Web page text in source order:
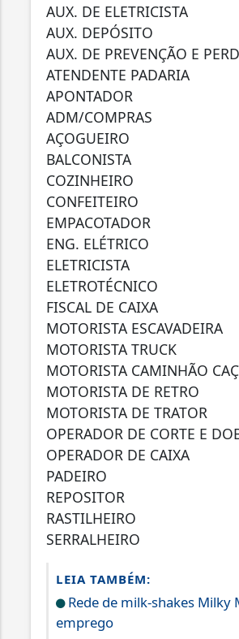
AUX. DE ELETRICISTA
AUX. DEPÓSITO
AUX. DE PREVENÇÃO E
ATENDENTE PADARIA
APONTADOR
ADM/COMPRAS
AÇOGUEIRO
BALCONISTA
COZINHEIRO
CONFEITEIRO
EMPACOTADOR
ENG. ELÉTRICO
ELETRICISTA
ELETROTÉCNICO
FISCAL DE CAIXA
MOTORISTA ESCAVADEIRA
MOTORISTA TRUCK
MOTORISTA CAMINHÃO
MOTORISTA DE RETRO
MOTORISTA DE TRATOR
OPERADOR DE CORTE E
OPERADOR DE CAIXA
PADEIRO
REPOSITOR
RASTILHEIRO
SERRALHEIRO
LEIA TAMBÉM:
Rede de milk-shakes Milky
emprego